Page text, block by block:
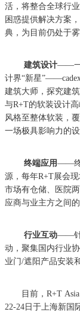
活，将整合全球行
困惑提供解决方案
典，为目前仍处于
建筑设计——一
计界“新星
建筑大师，探究建
与R+T的软装设计
风格至整体软装，
一场极具影响力的设
终端应用——终
源，每年R+T展会
市场有仓储、医院
应商与业主方之间
行业互动——针
动，聚集国内行业
业门/遮阳产品安装
目前，R+T Asia
22-24日于上海新国